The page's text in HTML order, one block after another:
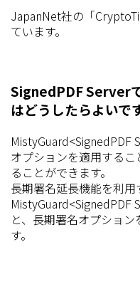
JapanNet社の「
ています。
SignedPDF Server
はどうしたらよいで
MistyGuard<SignedPDF
オプションを適用する
ることができます。
長期署名延長機能を利用
MistyGuard<SignedPDF
と、長期署名オプショ
す。